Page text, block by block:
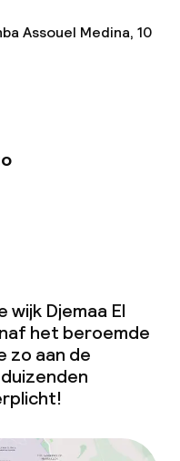
Assouel Medina, 10
wijk Djemaa El
het beroemde
zo aan de